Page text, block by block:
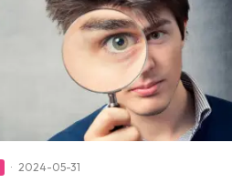
· 2024-05-31